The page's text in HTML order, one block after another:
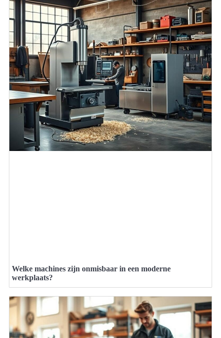
Welke machines zijn onmisbaar in een moderne
werkplaats?